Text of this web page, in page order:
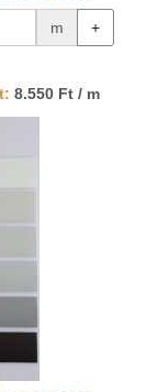
m +
8.550 Ft / m